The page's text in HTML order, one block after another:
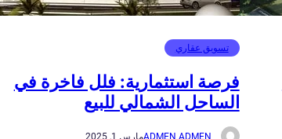
تسويق عقاري
فرصة استثمارية: فلل فاخرة في
الساحل الشمالي للبيع